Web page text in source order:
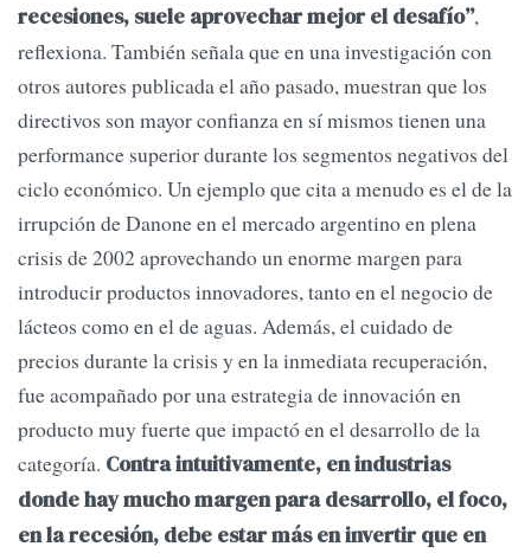
recesiones, suele aprovechar mejor el desafío”,
reflexiona. También señala que en una investigación con
otros autores publicada el año pasado, muestran que los
directivos son mayor confianza en sí mismos tienen una
performance superior durante los segmentos negativos del
ciclo económico. Un ejemplo que cita a menudo es el de la
irrupción de Danone en el mercado argentino en plena
crisis de 2002 aprovechando un enorme margen para
introducir productos innovadores, tanto en el negocio de
lácteos como en el de aguas. Además, el cuidado de
precios durante la crisis y en la inmediata recuperación,
fue acompañado por una estrategia de innovación en
producto muy fuerte que impactó en el desarrollo de la
categoría. Contra intuitivamente, en industrias
donde hay mucho margen para desarrollo, el foco,
en la recesión, debe estar más en invertir que en